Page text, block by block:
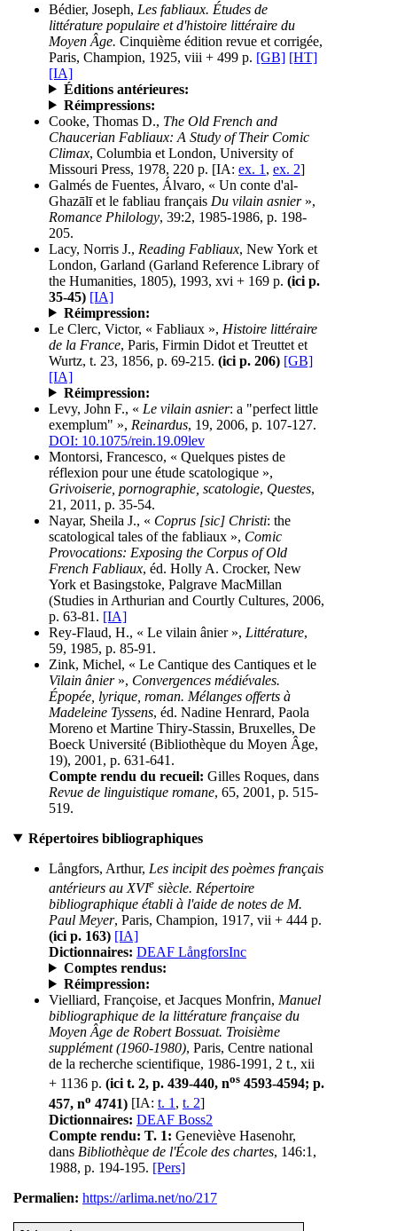
Bédier, Joseph, Les fabliaux. Études de
littérature populaire et d'histoire littéraire du
Moyen Âge. Cinquième édition revue et corrigée,
Paris, Champion, 1925, viii + 499 p. [GB] [HT]
[IA]
Éditions antérieures:
Réimpressions:
Cooke, Thomas D., The Old French and
Chaucerian Fabliaux: A Study of Their Comic
Climax, Columbia et London, University of
Missouri Press, 1978, 220 p. [IA: ex. 1 , ex. 2]
Galmés de Fuentes, Álvaro, « Un conte d'al-
Ghazālī et le fabliau français Du vilain asnier»,
Romance Philology, 39:2, 1985-1986, p. 198-
205.
Lacy, Norris J., Reading Fabliaux, New York et
London, Garland (Garland Reference Library of
the Humanities, 1805), 1993, xvi + 169 p. (ici p.
35-45) [IA]
Réimpression:
Le Clerc, Victor, « Fabliaux », Histoire littéraire
de la France, Paris, Firmin Didot et Treuttet et
Wurtz, t. 23, 1856, p. 69-215. (ici p. 206) [GB]
[IA]
Réimpression:
Levy, John F., « Le vilain asnier: a "perfect little
exemplum" », Reinardus, 19, 2006, p. 107-127.
DOI: 10.1075/rein.19.09lev
Montorsi, Francesco, « Quelques pistes de
réflexion pour une étude scatologique »,
Grivoiserie, pornographie, scatologie, Questes,
21, 2011, p. 35-54.
Nayar, Sheila J., « Coprus [sic] Christi: the
scatological tales of the fabliaux », Comic
Provocations: Exposing the Corpus of Old
French Fabliaux, éd. Holly A. Crocker, New
York et Basingstoke, Palgrave MacMillan
(Studies in Arthurian and Courtly Cultures, 2006,
p. 63-81. [IA]
Rey-Flaud, H., « Le vilain ânier », Littérature,
59, 1985, p. 85-91.
Zink, Michel, « Le Cantique des Cantiques et le
Vilain ânier», Convergences médiévales.
Épopée, lyrique, roman. Mélanges offerts à
Madeleine Tyssens, éd. Nadine Henrard, Paola
Moreno et Martine Thiry-Stassin, Bruxelles, De
Boeck Université (Bibliothèque du Moyen Âge,
19), 2001, p. 631-641.
Compte rendu du recueil: Gilles Roques, dans
Revue de linguistique romane, 65, 2001, p. 515-
519.
Répertoires bibliographiques
Långfors, Arthur, Les incipit des poèmes français
antérieurs au XVIe siècle. Répertoire
bibliographique établi à l'aide de notes de M.
Paul Meyer, Paris, Champion, 1917, vii + 444 p.
(ici p. 163) [IA]
Dictionnaires: DEAF LångforsInc
Comptes rendus:
Réimpression:
Vielliard, Françoise, et Jacques Monfrin, Manuel
bibliographique de la littérature française du
Moyen Âge de Robert Bossuat. Troisième
supplément (1960-1980), Paris, Centre national
de la recherche scientifique, 1986-1991, 2 t., xii
+ 1136 p. (ici t. 2, p. 439-440, nos 4593-4594; p.
457, no 4741) [IA: t. 1, t. 2]
Dictionnaires: DEAF Boss2
Compte rendu: T. 1: Geneviève Hasenohr,
dans Bibliothèque de l'École des chartes, 146:1,
1988, p. 194-195. [Pers]
Permalien: https://arlima.net/no/217